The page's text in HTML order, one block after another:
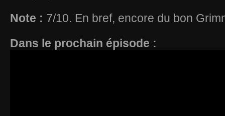
Note : 7/10. En bref, encore du bon
Dans le prochain épisode :